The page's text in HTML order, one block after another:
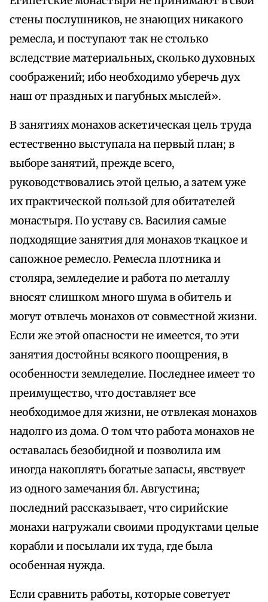
стены послушников, не знающих никакого
ремесла, и поступают так не столько
вследствие материальных, сколько духовных
соображений; ибо необходимо уберечь дух
наш от праздных и пагубных мыслей».
В занятиях монахов аскетическая цель труда
естественно выступала на первый план; в
выборе занятий, прежде всего,
руководствовались этой целью, а затем уже
их практической пользой для обитателей
монастыря. По уставу св. Василия самые
подходящие занятия для монахов ткацкое и
сапожное ремесло. Ремесла плотника и
столяра, земледелие и работа по металлу
вносят слишком много шума в обитель и
могут отвлечь монахов от совместной жизни.
Если же этой опасности не имеется, то эти
занятия достойны всякого поощрения, в
особенности земледелие. Последнее имеет то
преимущество, что доставляет все
необходимое для жизни, не отвлекая монахов
надолго из дома. О том что работа монахов не
оставалась безобидной и позволила им
иногда накоплять богатые запасы, явствует
из одного замечания бл. Августина;
последний рассказывает, что сирийские
монахи нагружали своими продуктами целые
корабли и посылали их туда, где была
особенная нужда.
Если сравнить работы, которые советует